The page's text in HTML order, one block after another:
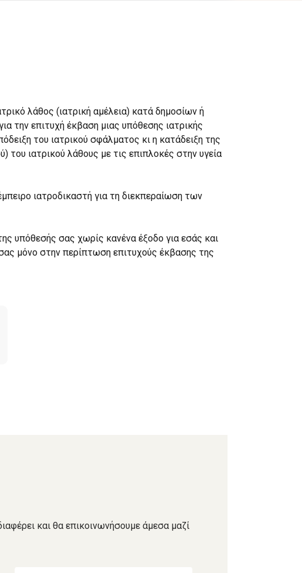
λάθος (ιατρική αμέλεια) κατά δημοσίων ή
την επιτυχή έκβαση μιας υπόθεσης ιατρικής
του ιατρικού σφάλματος κι η κατάδειξη της
του ιατρικού λάθους με τις επιπλοκές στην υγεία
ιατροδικαστή για τη διεκπεραίωση των
υπόθεσής σας χωρίς κανένα έξοδο για εσάς και
μόνο στην περίπτωση επιτυχούς έκβασης της
και θα επικοινωνήσουμε άμεσα μαζί